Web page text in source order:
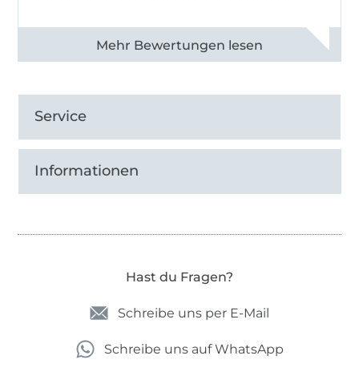
Alle 82990 Bewertungen ansehen
Service
Informationen
Hast du Fragen?
Schreibe uns per E-Mail
Schreibe uns auf WhatsApp